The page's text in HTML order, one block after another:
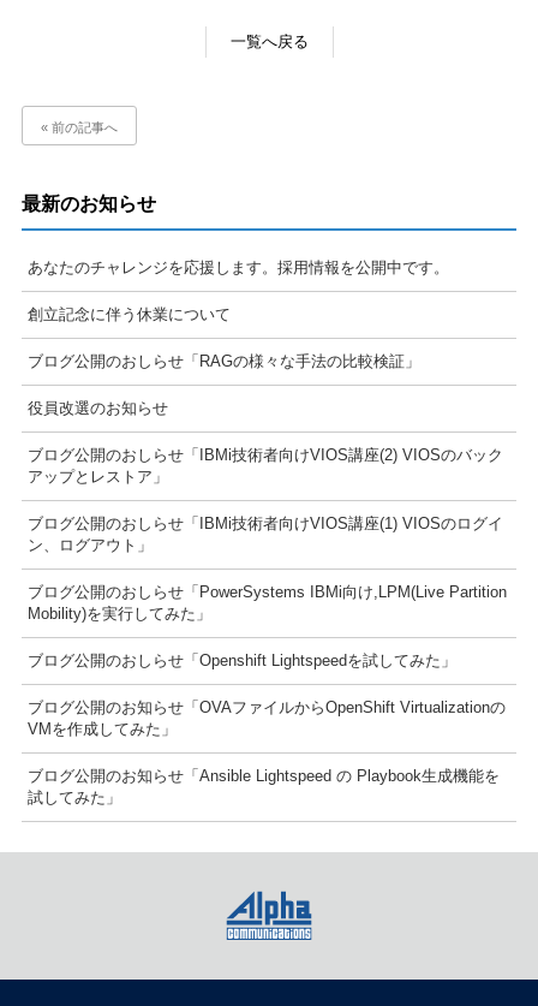
一覧へ戻る
« 前の記事へ
最新のお知らせ
あなたのチャレンジを応援します。採用情報を公開中です。
創立記念に伴う休業について
ブログ公開のおしらせ「RAGの様々な手法の比較検証」
役員改選のお知らせ
ブログ公開のおしらせ「IBMi技術者向けVIOS講座(2) VIOSのバック
アップとレストア」
ブログ公開のおしらせ「IBMi技術者向けVIOS講座(1) VIOSのログイ
ン、ログアウト」
ブログ公開のおしらせ「PowerSystems IBMi向け,LPM(Live Partition
Mobility)を実行してみた」
ブログ公開のおしらせ「Openshift Lightspeedを試してみた」
ブログ公開のお知らせ「OVAファイルからOpenShift Virtualizationの
VMを作成してみた」
ブログ公開のお知らせ「Ansible Lightspeed の Playbook生成機能を
試してみた」